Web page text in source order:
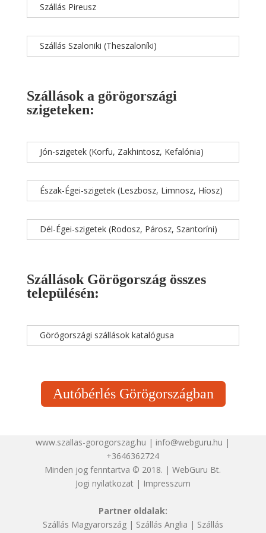
Szállás Pireusz
Szállás Szaloniki (Theszaloníki)
Szállások a görögországi
szigeteken:
Jón-szigetek (Korfu, Zakhintosz, Kefalónia)
Észak-Égei-szigetek (Leszbosz, Limnosz, Híosz)
Dél-Égei-szigetek (Rodosz, Párosz, Szantoríni)
Szállások Görögország összes
településén:
Görögországi szállások katalógusa
Autóbérlés Görögországban
www.szallas-gorogorszag.hu | info@webguru.hu |
+3646362724
Minden jog fenntartva © 2018. | WebGuru Bt.
Jogi nyilatkozat| Impresszum
Partner oldalak:
Szállás Magyarország| Szállás Anglia | Szállás